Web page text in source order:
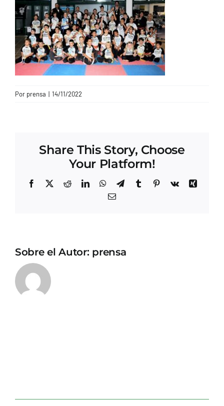
CONTACTO
Por prensa | 14/11/2022
Share This Story, Choose
Your Platform!
Facebook
X RedditLinkedInWhatsApp
TelegramTumblrPinterest
Vk
Xing
Correo
Sobre el Autor: prensa